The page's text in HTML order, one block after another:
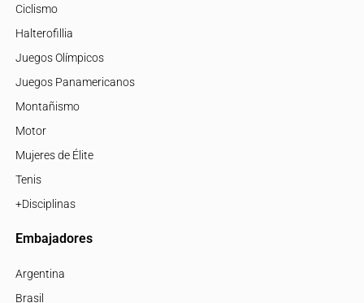
Ciclismo
Halterofillia
Juegos Olímpicos
Juegos Panamericanos
Montañismo
Motor
Mujeres de Élite
Tenis
+Disciplinas
Embajadores
Argentina
Brasil